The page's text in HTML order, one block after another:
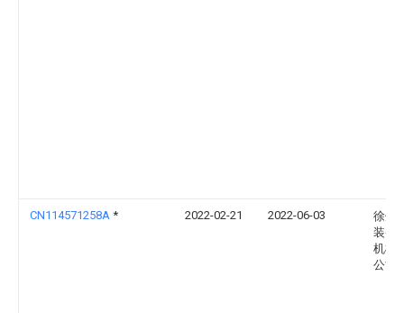
CN114571258A * 2022-02-21 2022-06-03
徐州
装备
机械
公司